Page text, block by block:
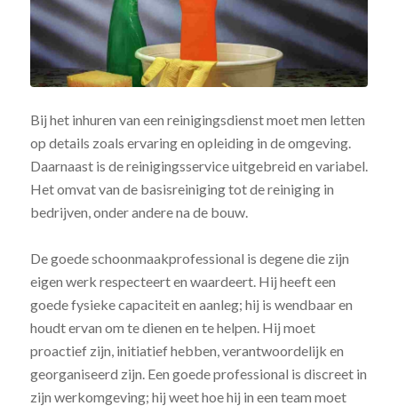
Bij het inhuren van een reinigingsdienst moet men letten
op details zoals ervaring en opleiding in de omgeving.
Daarnaast is de reinigingsservice uitgebreid en variabel.
Het omvat van de basisreiniging tot de reiniging in
bedrijven, onder andere na de bouw.
De goede schoonmaakprofessional is degene die zijn
eigen werk respecteert en waardeert. Hij heeft een
goede fysieke capaciteit en aanleg; hij is wendbaar en
houdt ervan om te dienen en te helpen. Hij moet
proactief zijn, initiatief hebben, verantwoordelijk en
georganiseerd zijn. Een goede professional is discreet in
zijn werkomgeving; hij weet hoe hij in een team moet